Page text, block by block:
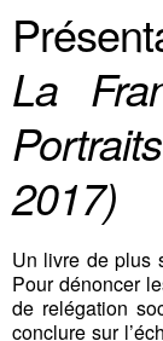
La
2017)
Un livre de plus
Pour dénoncer
de relégation
conclure sur